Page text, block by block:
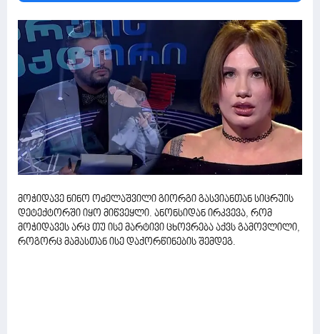
მოჭიდავე ნინო ოძელაშვილი გიორგი გასვიანთან სიცრუის
დეტექტორში იყო მიწვეყლი. ანონსიდან ირკვევა, რომ
მოჭიდავეს არც თუ ისე მარტივი ცხოვრება აქვს გამოვლილი,
როგორც მამასთან ისე დაქორწინების შემდეგ.